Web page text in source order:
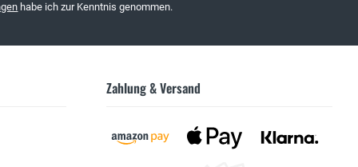
habe ich zur Kenntnis genommen.
Zahlung & Versand